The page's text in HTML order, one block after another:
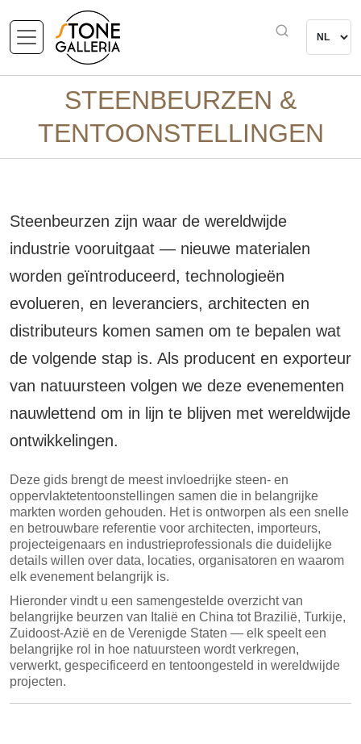
STEENBEURZEN &
TENTOONSTELLINGEN
Steenbeurzen zijn waar de wereldwijde
industrie vooruitgaat — nieuwe materialen
worden geïntroduceerd, technologieën
evolueren, en leveranciers, architecten en
distributeurs komen samen om te bepalen wat
de volgende stap is. Als producent en exporteur
van natuursteen volgen we deze evenementen
nauwlettend om in lijn te blijven met wereldwijde
ontwikkelingen.
Deze gids brengt de meest invloedrijke steen- en
oppervlaktetentoonstellingen samen die in belangrijke
markten worden gehouden. Het is ontworpen als een snelle
en betrouwbare referentie voor architecten, importeurs,
projecteigenaars en industrieprofessionals die duidelijke
details willen over data, locaties, organisatoren en waarom
elk evenement belangrijk is.
Hieronder vindt u een samengestelde overzicht van
belangrijke beurzen van Italië en China tot Brazilië, Turkije,
Zuidoost-Azië en de Verenigde Staten — elk speelt een
belangrijke rol in hoe natuursteen wordt verkregen,
verwerkt, gespecificeerd en tentoongesteld in wereldwijde
projecten.